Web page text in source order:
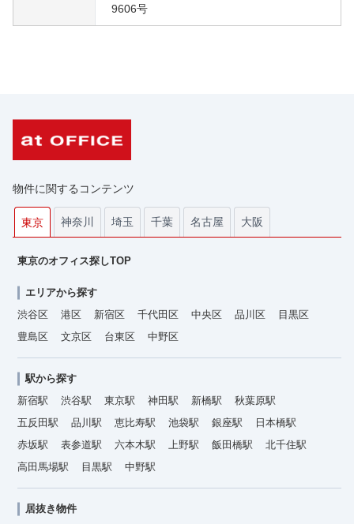
9606号
物件に関するコンテンツ
東京 神奈川 埼玉 千葉 名古屋 大阪
東京のオフィス探しTOP
エリアから探す
渋谷区
港区 新宿区 千代田区 中央区 品川区
目黒区
豊島区
文京区 台東区 中野区
駅から探す
新宿駅
渋谷駅 東京駅 神田駅 新橋駅
秋葉原駅
五反田駅
品川駅 恵比寿駅 池袋駅 銀座駅
日本橋駅
赤坂駅
表参道駅 六本木駅 上野駅 飯田橋駅
北千住駅
高田馬場駅
目黒駅 中野駅
居抜き物件